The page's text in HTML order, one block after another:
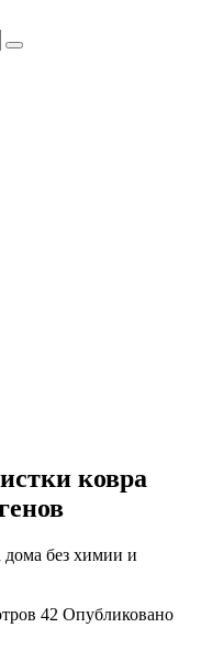
ковра
42 Опубликовано